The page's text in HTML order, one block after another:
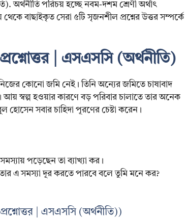
অর্থনীতি পরিচয় হচ্ছে নবম-দশম শ্রেণী অর্থাৎ
বাছাইকৃত সেরা ৫টি সৃজনশীল প্রশ্নের উত্তর সম্পর্কে
| এসএসসি (অর্থনীতি)
কোনো জমি নেই। তিনি অন্যের জমিতে চাষাবাদ
আয় স্বল্প হওয়ার কারণে বড় পরিবার চালাতে তার অনেক
সবার চাহিদা পূরণের চেষ্টা করেন।
পড়েছেন তা ব্যাখ্যা কর।
এ সমস্যা দূর করতে পারবে বলে তুমি মনে কর?
| এসএসসি (অর্থনীতি))